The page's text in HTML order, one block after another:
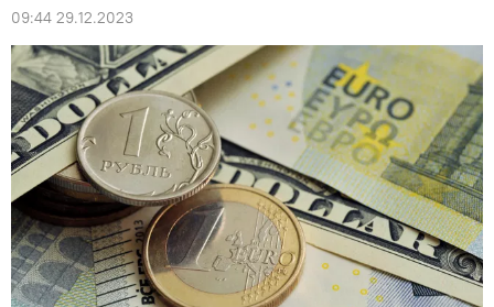
09:44 29.12.2023